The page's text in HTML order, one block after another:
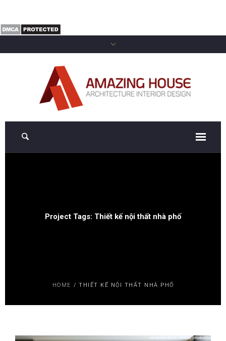
Project Tags: Thiết kế nội thất nhà phố
HOME / THIẾT KẾ NỘI THẤT NHÀ PHỐ